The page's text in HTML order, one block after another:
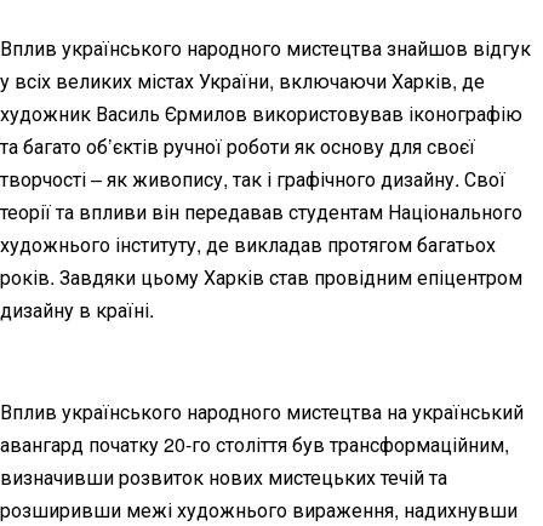
Вплив українського народного мистецтва знайшов відгук
у всіх великих містах України, включаючи Харків, де
художник Василь Єрмилов використовував іконографію
та багато об’єктів ручної роботи як основу для своєї
творчості – як живопису, так і графічного дизайну. Свої
теорії та впливи він передавав студентам Національного
художнього інституту, де викладав протягом багатьох
років. Завдяки цьому Харків став провідним епіцентром
дизайну в країні.
Вплив українського народного мистецтва на український
авангард початку 20-го століття був трансформаційним,
визначивши розвиток нових мистецьких течій та
розширивши межі художнього вираження, надихнувши